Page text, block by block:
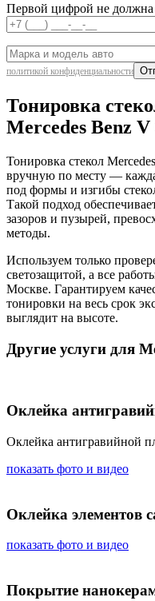
Первой цифрой не должна
политикой конфиденциальности
Тонировка
Mercedes Benz V
Тонировка стекол
вручную по месту —
под формы и изгибы
Такой подход
зазоров и пузырей,
методы.
Используем только
светозащитой, а все
Москве. Гарантируем
тонировки на весь срок
выглядит на высоте.
Другие услуги для
Оклейка
Оклейка антигравийной
показать фото и видео
Оклейка элементов
показать фото и видео
Покрытие